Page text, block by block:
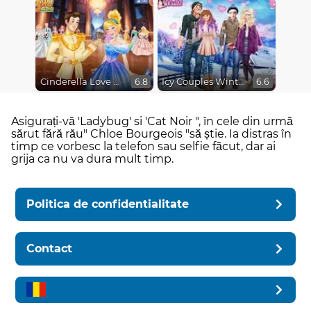
Cinderella Love On The Run 6.8 Icy Couples Winter Time 6.6
Asigurați-vă 'Ladybug' si 'Cat Noir ", în cele din urmă
sărut fără rău" Chloe Bourgeois "să știe. Ia distras în
timp ce vorbesc la telefon sau selfie făcut, dar ai
grija ca nu va dura mult timp.
Politica de confidentialitate
Contact